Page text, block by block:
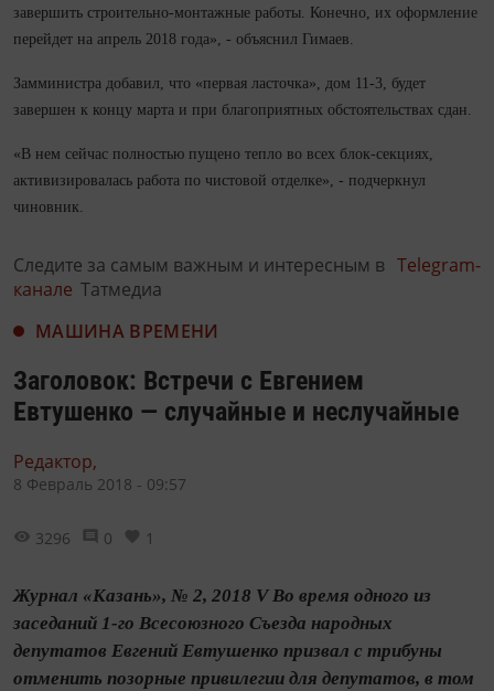
завершить строительно-монтажные работы. Конечно, их оформление
перейдет на апрель 2018 года», - объяснил Гимаев.
Замминистра добавил, что «первая ласточка», дом 11-3, будет
завершен к концу марта и при благоприятных обстоятельствах сдан.
«В нем сейчас полностью пущено тепло во всех блок-секциях,
активизировалась работа по чистовой отделке», - подчеркнул
чиновник.
Следите за самым важным и интересным в Telegram-
канале Татмедиа
МАШИНА ВРЕМЕНИ
Заголовок: Встречи с Евгением
Евтушенко — случайные и неслучайные
Редактор,
8 Февраль 2018 - 09:57
3296 0 1
Журнал «Казань», № 2, 2018 V Во время одного из
заседаний 1-го Всесоюзного Съезда народных
депутатов Евгений Евтушенко призвал с трибуны
отменить позорные привилегии для депутатов, в том